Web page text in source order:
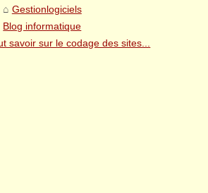
Gestionlogiciels
Blog informatique
savoir sur le codage des sites...